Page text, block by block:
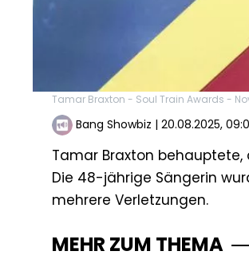
Tamar Braxton - Soul Train Awards -
Bang Showbiz | 20.08.2025,
Tamar Braxton behauptete,
Die 48-jährige Sängerin
mehrere Verletzungen.
MEHR ZUM THEMA